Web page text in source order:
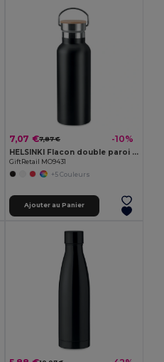
7,07 €7,87 € -10%
HELSINKI Flacon double paroi 500 ml
GiftRetail MO9431
+5 Couleurs
Ajouter au Panier